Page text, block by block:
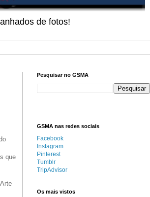
de fotos!
que
Pesquisar no GSMA
GSMA nas redes sociais
Facebook
Instagram
Pinterest
Tumblr
TripAdvisor
Os mais vistos